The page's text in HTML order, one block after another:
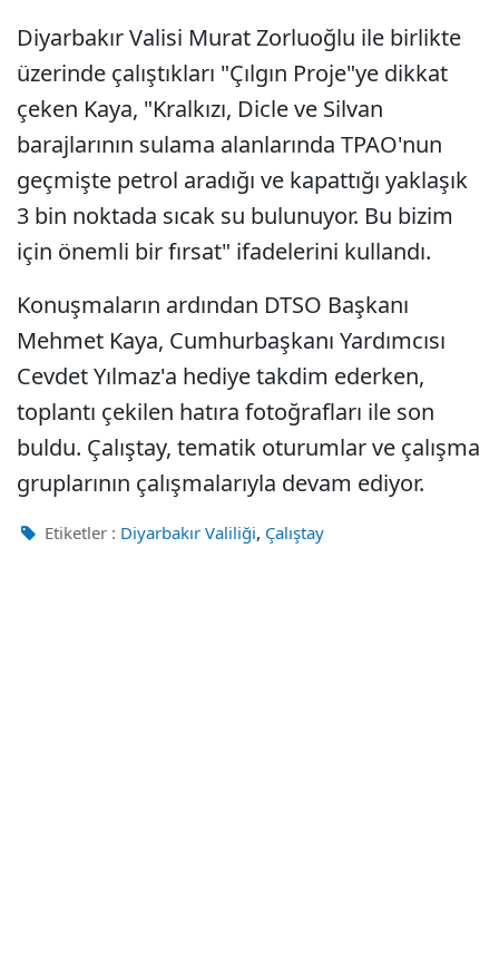
Diyarbakır Valisi Murat Zorluoğlu ile birlikte
üzerinde çalıştıkları "Çılgın Proje"ye dikkat
çeken Kaya, "Kralkızı, Dicle ve Silvan
barajlarının sulama alanlarında TPAO'nun
geçmişte petrol aradığı ve kapattığı yaklaşık
3 bin noktada sıcak su bulunuyor. Bu bizim
için önemli bir fırsat" ifadelerini kullandı.
Konuşmaların ardından DTSO Başkanı
Mehmet Kaya, Cumhurbaşkanı Yardımcısı
Cevdet Yılmaz'a hediye takdim ederken,
toplantı çekilen hatıra fotoğrafları ile son
buldu. Çalıştay, tematik oturumlar ve çalışma
gruplarının çalışmalarıyla devam ediyor.
Etiketler : Diyarbakır Valiliği, Çalıştay